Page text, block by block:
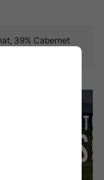
39% Cabernet